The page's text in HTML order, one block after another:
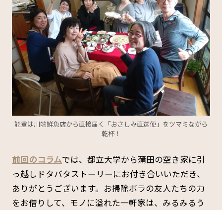
能登は川端鮮魚店から直接届く「おさしみ直送便」をツマミながら
乾杯！
前回のコラムでは、都立大学から蒲田の空き家に引
っ越しドタバタストーリーにお付き合いいただき、
ありがとうございます。お掃除ボラの友人たちの力
をお借りして、モノに溢れた一軒家は、みるみるう